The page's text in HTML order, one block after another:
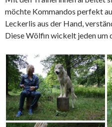
möchte Kommandos perfekt
Leckerlis aus der Hand,
Diese Wölfin wickelt jeden um